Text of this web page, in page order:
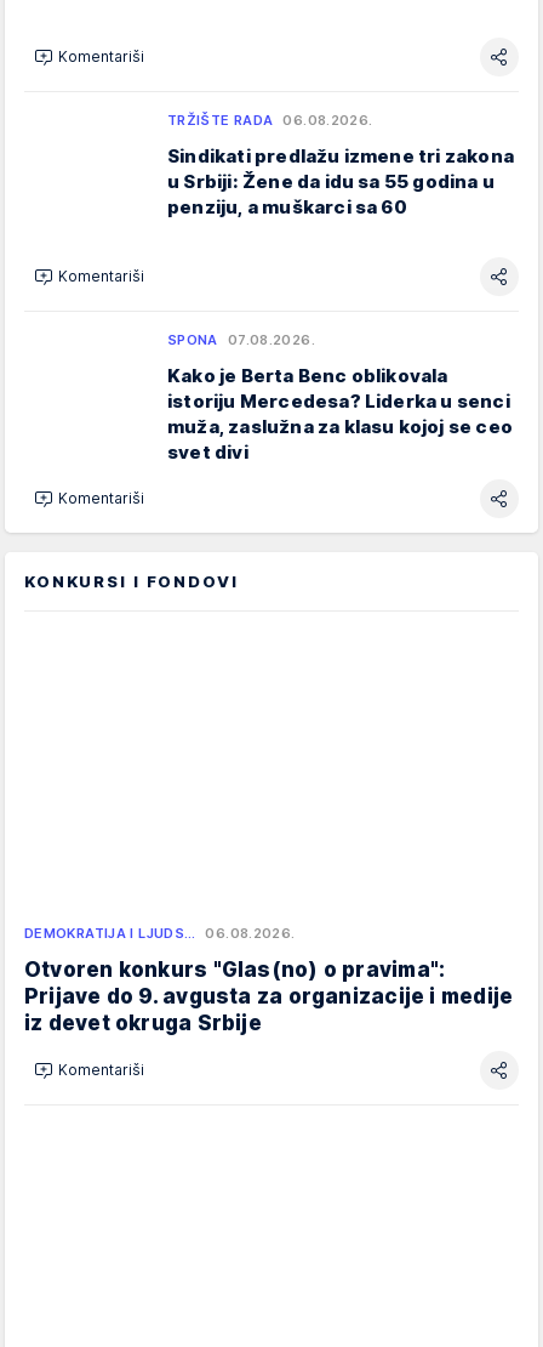
Komentariši
TRŽIŠTE RADA 06.08.2026.
Sindikati predlažu izmene tri zakona
u Srbiji: Žene da idu sa 55 godina u
penziju, a muškarci sa 60
Komentariši
SPONA 07.08.2026.
Kako je Berta Benc oblikovala
istoriju Mercedesa? Liderka u senci
muža, zaslužna za klasu kojoj se ceo
svet divi
Komentariši
KONKURSI I FONDOVI
DEMOKRATIJA I LJUDS… 06.08.2026.
Otvoren konkurs "Glas(no) o pravima":
Prijave do 9. avgusta za organizacije i medije
iz devet okruga Srbije
Komentariši